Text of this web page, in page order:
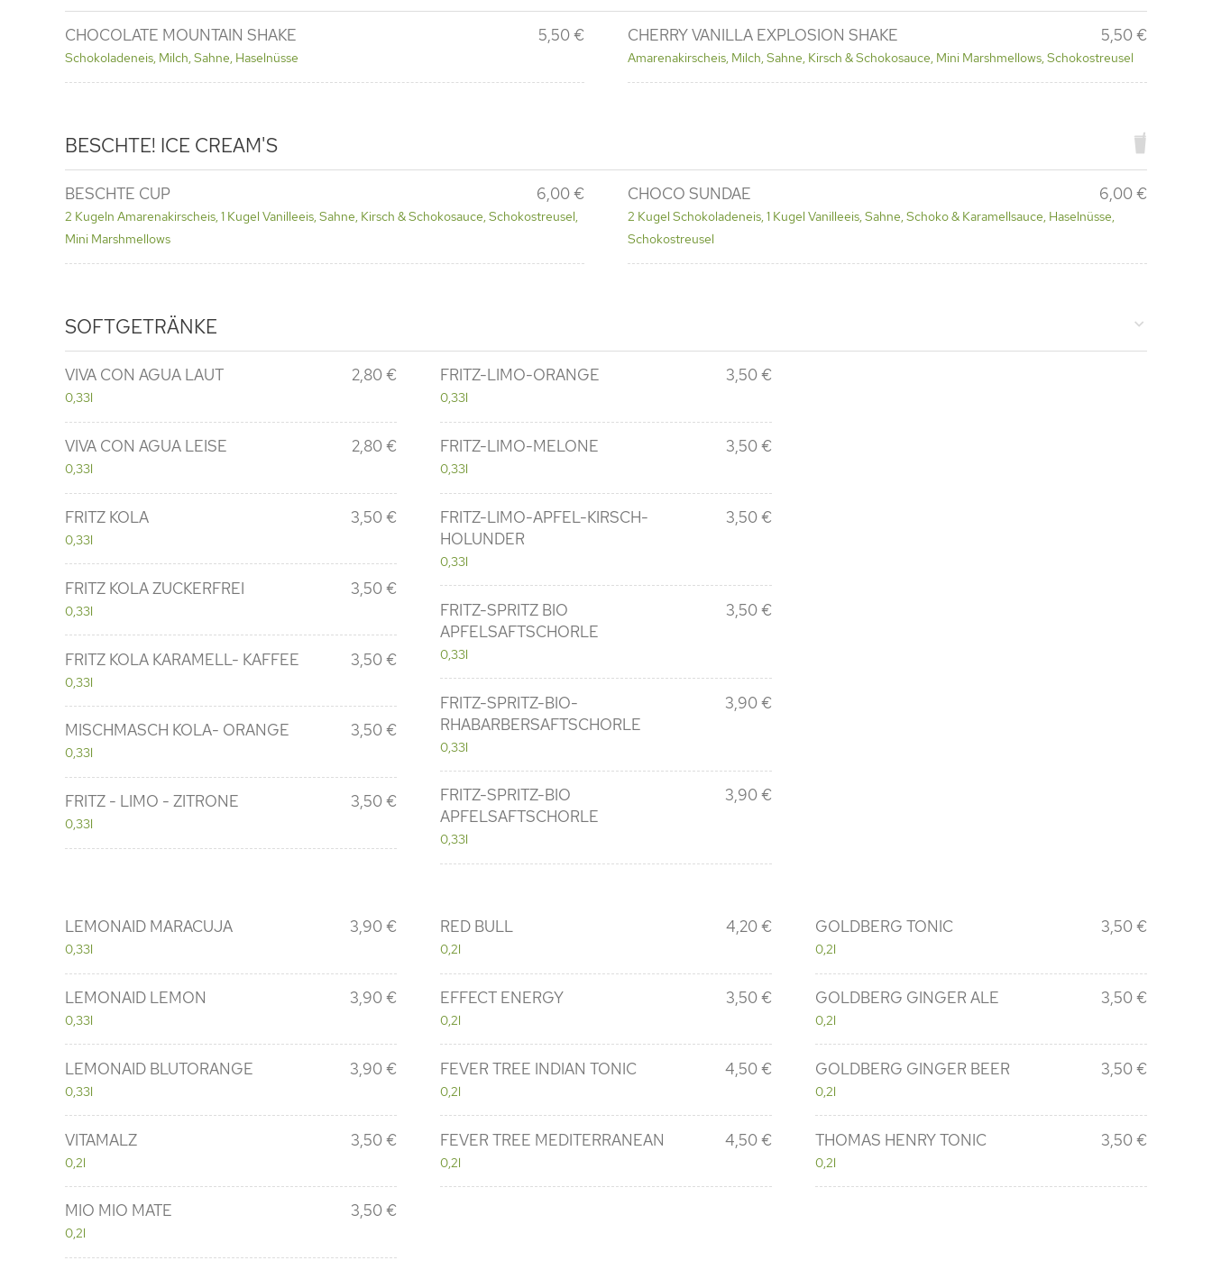
CHOCOLATE MOUNTAIN SHAKE 5,50 €
Schokoladeneis, Milch, Sahne, Haselnüsse
CHERRY VANILLA EXPLOSION SHAKE 5,50 €
Amarenakirscheis, Milch, Sahne, Kirsch & Schokosauce, Mini Marshmellows, Schokostreusel
BESCHTE! ICE CREAM'S
BESCHTE CUP 6,00 €
2 Kugeln Amarenakirscheis, 1 Kugel Vanilleeis, Sahne, Kirsch & Schokosauce, Schokostreusel,
Mini Marshmellows
CHOCO SUNDAE 6,00 €
2 Kugel Schokoladeneis, 1 Kugel Vanilleeis, Sahne, Schoko & Karamellsauce, Haselnüsse,
Schokostreusel
SOFTGETRÄNKE
VIVA CON AGUA LAUT 2,80 €
0,33l
VIVA CON AGUA LEISE 2,80 €
0,33l
FRITZ KOLA 3,50 €
0,33l
FRITZ KOLA ZUCKERFREI 3,50 €
0,33l
FRITZ KOLA KARAMELL- KAFFEE 3,50 €
0,33l
MISCHMASCH KOLA- ORANGE 3,50 €
0,33l
FRITZ - LIMO - ZITRONE 3,50 €
0,33l
FRITZ-LIMO-ORANGE 3,50 €
0,33l
FRITZ-LIMO-MELONE 3,50 €
0,33l
FRITZ-LIMO-APFEL-KIRSCH-
HOLUNDER
3,50 €
0,33l
FRITZ-SPRITZ BIO
APFELSAFTSCHORLE
3,50 €
0,33l
FRITZ-SPRITZ-BIO-
RHABARBERSAFTSCHORLE
3,90 €
0,33l
FRITZ-SPRITZ-BIO
APFELSAFTSCHORLE
3,90 €
0,33l
LEMONAID MARACUJA 3,90 €
0,33l
LEMONAID LEMON 3,90 €
0,33l
LEMONAID BLUTORANGE 3,90 €
0,33l
VITAMALZ 3,50 €
0,2l
MIO MIO MATE 3,50 €
0,2l
RED BULL 4,20 €
0,2l
EFFECT ENERGY 3,50 €
0,2l
FEVER TREE INDIAN TONIC 4,50 €
0,2l
FEVER TREE MEDITERRANEAN 4,50 €
0,2l
GOLDBERG TONIC 3,50 €
0,2l
GOLDBERG GINGER ALE 3,50 €
0,2l
GOLDBERG GINGER BEER 3,50 €
0,2l
THOMAS HENRY TONIC 3,50 €
0,2l